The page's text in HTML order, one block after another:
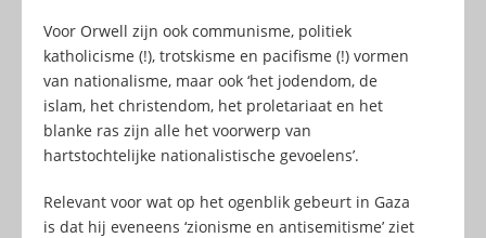
Voor Orwell zijn ook communisme, politiek
katholicisme (!), trotskisme en pacifisme (!) vormen
van nationalisme, maar ook ‘het jodendom, de
islam, het christendom, het proletariaat en het
blanke ras zijn alle het voorwerp van
hartstochtelijke nationalistische gevoelens’.
Relevant voor wat op het ogenblik gebeurt in Gaza
is dat hij eveneens ‘zionisme en antisemitisme’ ziet